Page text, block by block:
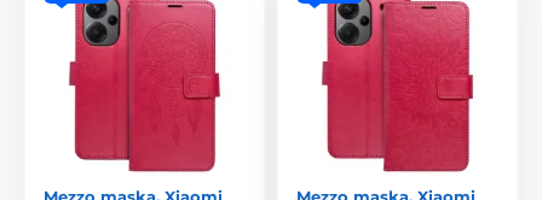
Mezzo maska, Xiaomi
Mezzo maska, Xiaomi